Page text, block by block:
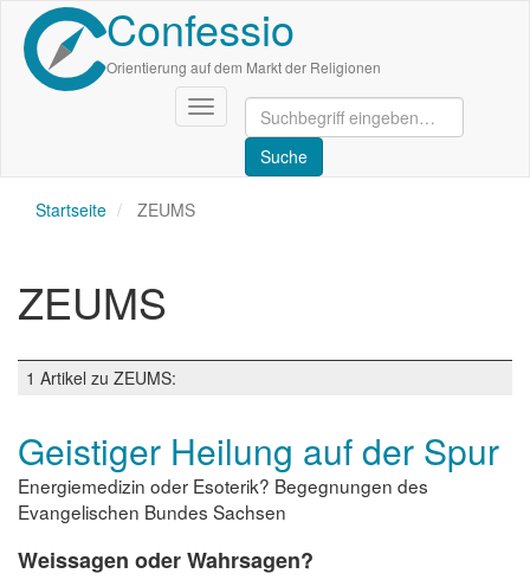
Direkt
zum
Inhalt
Confessio
Orientierung auf dem Markt der Religionen
Navigation
aktivieren/deaktivieren
Startseite ZEUMS
ZEUMS
1 Artikel zu ZEUMS:
Geistiger Heilung auf der Spur
Energiemedizin oder Esoterik? Begegnungen des
Evangelischen Bundes Sachsen
Weissagen oder Wahrsagen?